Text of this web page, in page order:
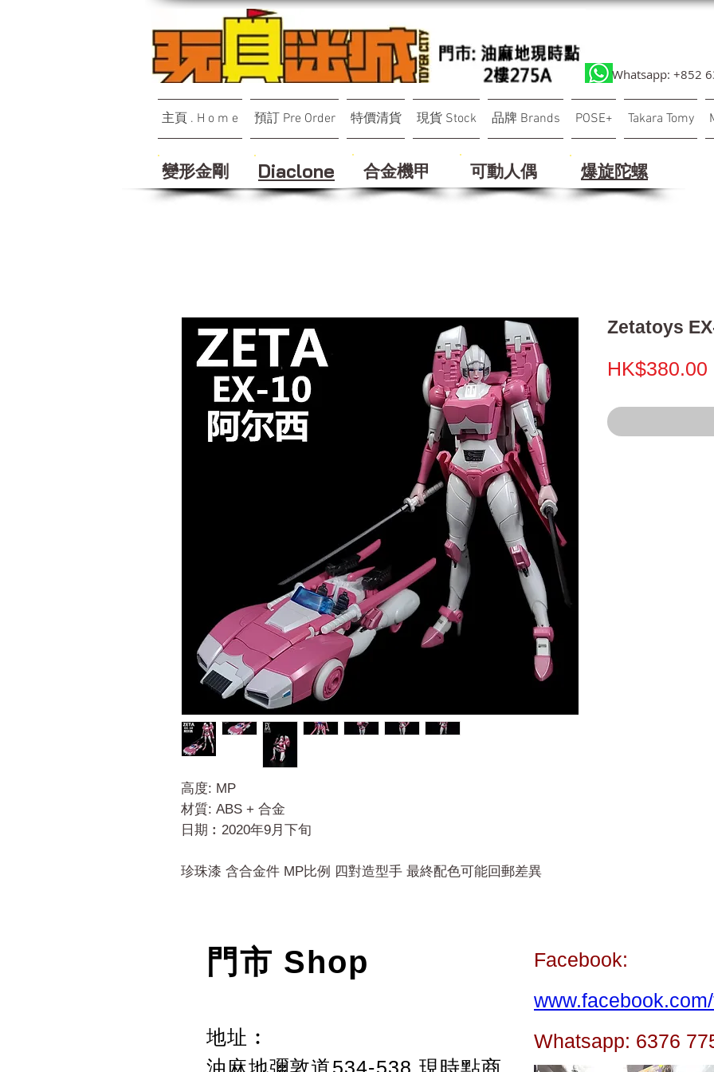
Whatsapp: +852
主頁 . H o m e 預訂 Pre Order 特價清貨 現貨 Stock 品牌 Brands POSE+ Takara Tomy
變形金剛 Diaclone 合金機甲 可動人偶 ​爆旋陀螺
高度: MP
材質: ABS + 合金
日期︰2020年9月下旬
珍珠漆 含合金件 MP比例 四對造型手 最終配色可能回郵差異
Zetatoys
HK$380.00
門市 Shop
地址︰
油麻地彌敦道534-538 現時點商
Facebook:
Whatsapp: 6376